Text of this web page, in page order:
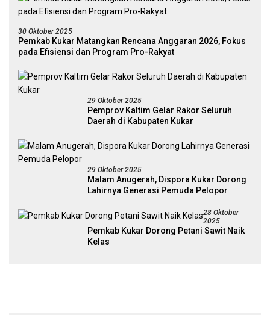
30 Oktober 2025
Pemkab Kukar Matangkan Rencana Anggaran 2026, Fokus
pada Efisiensi dan Program Pro-Rakyat
29 Oktober 2025
Pemprov Kaltim Gelar Rakor Seluruh
Daerah di Kabupaten Kukar
29 Oktober 2025
Malam Anugerah, Dispora Kukar Dorong
Lahirnya Generasi Pemuda Pelopor
28 Oktober
2025
Pemkab Kukar Dorong Petani Sawit Naik
Kelas